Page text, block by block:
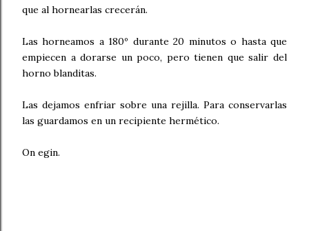
que al hornearlas crecerán.
Las horneamos a 180º durante 20 minutos o hasta que
empiecen a dorarse un poco, pero tienen que salir del
horno blanditas.
Las dejamos enfriar sobre una rejilla. Para conservarlas
las guardamos en un recipiente hermético.
On egin.